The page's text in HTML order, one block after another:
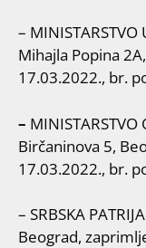
– MINISTARSTVO
Mihajla Popina
17.03.2022., br.
– MINISTARSTVO
Birčaninova 5,
17.03.2022., br.
– SRBSKA
Beograd,